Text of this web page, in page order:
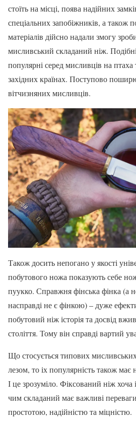
стоїть на місці, поява надійних
спеціальних запобіжників, а також
матеріалів дійсно надали змогу
мисливський складаний ніж.
популярні серед мисливців на
західних країнах. Поступово
вітчизняних мисливців.
Також досить непогано у якості
побутового ножа показують себе
пуукко. Справжня фінська фінка
насправді не є фінкою) – дуже
побутовий ніж історія та досвід
століття. Тому він справді вартий
Що стосується типових
лезом, то іх популярність також має
І це зрозуміло. Фіксований ніж хоча
чим складаний має важливі
простотою, надійністю та міцністю.